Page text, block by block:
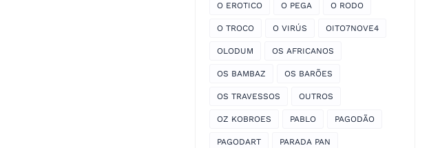
O EROTICO O PEGA O RODO
O TROCO O VIRÚS OITO7NOVE4
OLODUM OS AFRICANOS
OS BAMBAZ OS BARÕES
OS TRAVESSOS OUTROS
OZ KOBROES PABLO PAGODÃO
PAGODART PARADA PAN